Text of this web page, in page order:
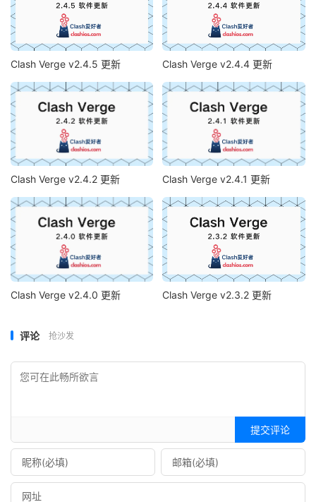
Clash Verge v2.4.5 更新 Clash Verge v2.4.4 更新
Clash Verge v2.4.2 更新 Clash Verge v2.4.1 更新
Clash Verge v2.4.0 更新 Clash Verge v2.3.2 更新
评论 抢沙发
提交评论